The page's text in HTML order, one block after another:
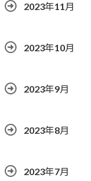
2023年11月
2023年10月
2023年9月
2023年8月
2023年7月